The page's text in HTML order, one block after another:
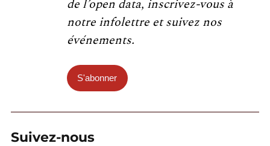
de l’open data, inscrivez-vous à
notre infolettre et suivez nos
événements.
S'abonner
Suivez-nous